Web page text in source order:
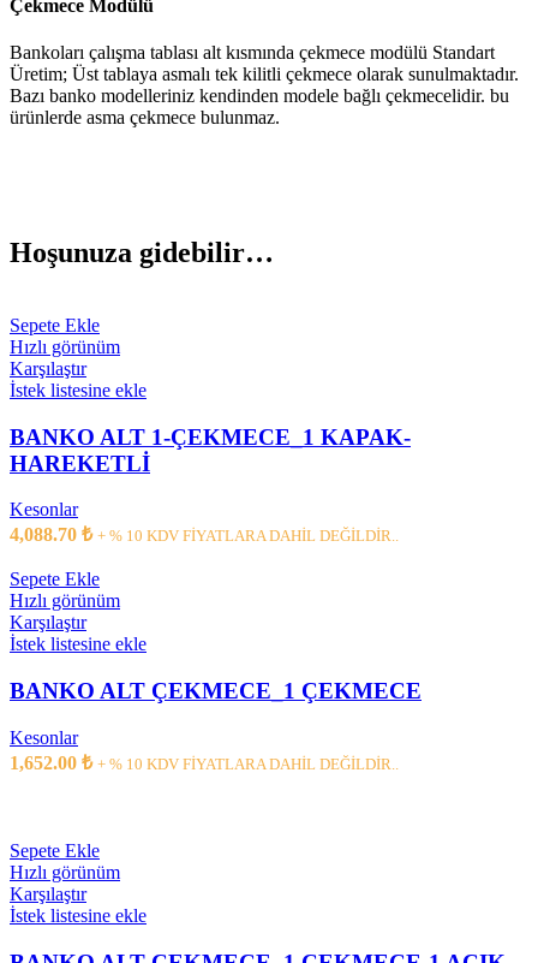
Çekmece Modülü
Bankoları çalışma tablası alt kısmında çekmece modülü Standart
Üretim; Üst tablaya asmalı tek kilitli çekmece olarak sunulmaktadır.
Bazı banko modelleriniz kendinden modele bağlı çekmecelidir. bu
ürünlerde asma çekmece bulunmaz.
Hoşunuza gidebilir…
Sepete Ekle
Hızlı görünüm
Karşılaştır
İstek listesine ekle
BANKO ALT 1-ÇEKMECE_1 KAPAK-
HAREKETLİ
Kesonlar
4,088.70 ₺ + % 10 KDV FİYATLARA DAHİL DEĞİLDİR..
Sepete Ekle
Hızlı görünüm
Karşılaştır
İstek listesine ekle
BANKO ALT ÇEKMECE_1 ÇEKMECE
Kesonlar
1,652.00 ₺ + % 10 KDV FİYATLARA DAHİL DEĞİLDİR..
Sepete Ekle
Hızlı görünüm
Karşılaştır
İstek listesine ekle